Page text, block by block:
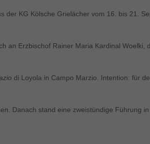
der KG Kölsche Grielächer vom 16. bis 21.
an Erzbischof Rainer Maria Kardinal Woelki,
di Loyola in Campo Marzio. Intention: für
Danach stand eine zweistündige Führung